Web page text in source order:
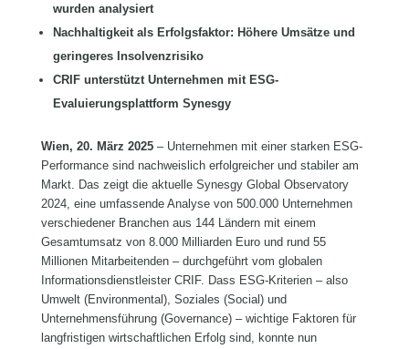
wurden analysiert
Nachhaltigkeit als Erfolgsfaktor: Höhere Umsätze und
geringeres Insolvenzrisiko
CRIF unterstützt Unternehmen mit ESG-
Evaluierungsplattform Synesgy
Wien, 20. März 2025– Unternehmen mit einer starken ESG-
Performance sind nachweislich erfolgreicher und stabiler am
Markt. Das zeigt die aktuelle Synesgy Global Observatory
2024, eine umfassende Analyse von 500.000 Unternehmen
verschiedener Branchen aus 144 Ländern mit einem
Gesamtumsatz von 8.000 Milliarden Euro und rund 55
Millionen Mitarbeitenden – durchgeführt vom globalen
Informationsdienstleister CRIF. Dass ESG-Kriterien – also
Umwelt (Environmental), Soziales (Social) und
Unternehmensführung (Governance) – wichtige Faktoren für
langfristigen wirtschaftlichen Erfolg sind, konnte nun